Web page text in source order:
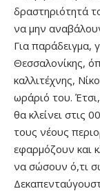
δραστηριότητά
να μην
Για παράδειγμα,
Θεσσαλονίκης,
καλλιτέχνης,
ωράριό του.
θα κλείνει στις
τους νέους
εφαρμόζουν και
να σώσουν ό,τι